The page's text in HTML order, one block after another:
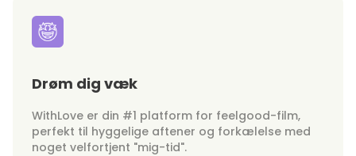
Drøm dig væk
WithLove er din #1 platform for feelgood-film,
perfekt til hyggelige aftener og forkælelse med
noget velfortjent "mig-tid".